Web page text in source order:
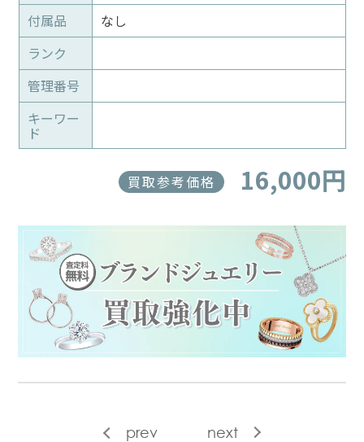
付属品
なし
ランク
管理番号
キーワー
ド
買取参考価格 16,000円
prev next